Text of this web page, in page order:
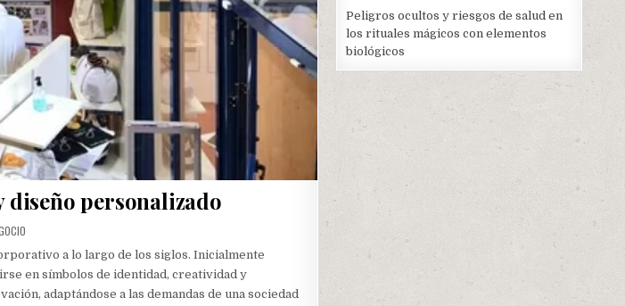
personalizado
a lo largo de los siglos. Inicialmente
en símbolos de identidad, creatividad y
adaptándose a las demandas de una sociedad
Peligros ocultos y riesgos de salud en
los rituales mágicos con elementos
biológicos